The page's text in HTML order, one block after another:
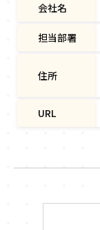
会社名
担当部署
住所
URL